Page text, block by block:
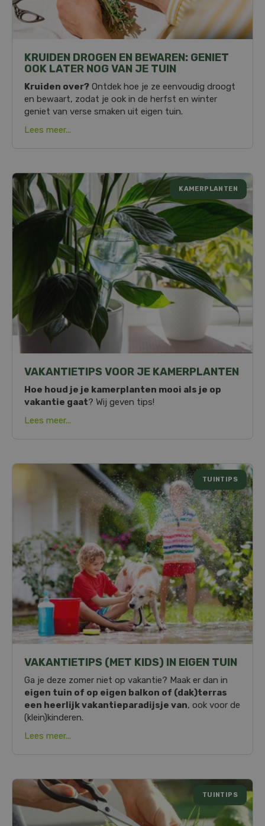
KRUIDEN DROGEN EN BEWAREN: GENIET
OOK LATER NOG VAN JE TUIN
Kruiden over? Ontdek hoe je ze eenvoudig droogt
en bewaart, zodat je ook in de herfst en winter
geniet van verse smaken uit eigen tuin.
Lees meer...
VAKANTIETIPS VOOR JE KAMERPLANTEN
KAMERPLANTEN
Hoe houd je je kamerplanten mooi als je op
vakantie gaat? Wij geven tips!
Lees meer...
VAKANTIETIPS (MET KIDS) IN EIGEN TUIN
TUINTIPS
Ga je deze zomer niet op vakantie? Maak er dan in
eigen tuin of op eigen balkon of (dak)terras
een heerlijk vakantieparadijsje van, ook voor de
(klein)kinderen.
Lees meer...
TUINTIPS